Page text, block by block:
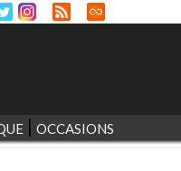
OCCASIONS